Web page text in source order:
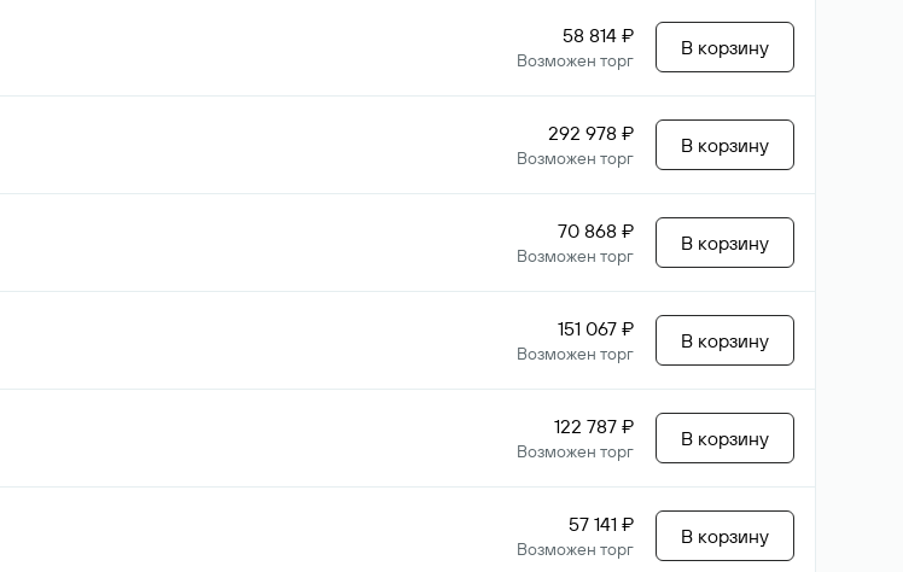
58 814 ₽
Возможен торг
В корзину
292 978 ₽
Возможен торг
В корзину
70 868 ₽
Возможен торг
В корзину
151 067 ₽
Возможен торг
В корзину
122 787 ₽
Возможен торг
В корзину
57 141 ₽
Возможен торг
В корзину